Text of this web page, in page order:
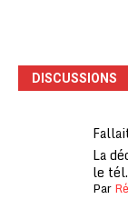
DISCUSSIONS
La
le
Par